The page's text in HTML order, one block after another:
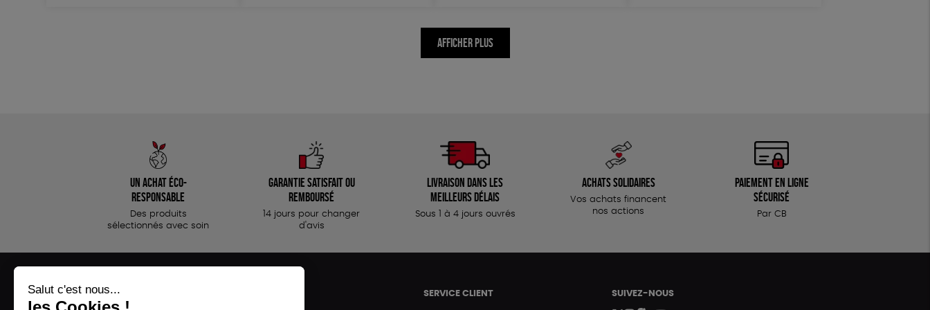
AFFICHER PLUS
Un achat éco-
responsable
Des produits
sélectionnés avec soin
Garantie satisfait ou
remboursé
14 jours pour changer
d'avis
Livraison dans les
meilleurs délais
Sous 1 à 4 jours ouvrés
Achats solidaires
Vos achats financent
nos actions
Paiement en ligne
sécurisé
Par CB
NOS PRODUITS SERVICE CLIENT SUIVEZ-NOUS